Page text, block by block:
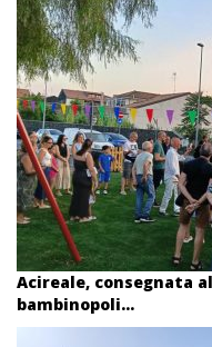
Acireale, consegnata
bambinopoli...